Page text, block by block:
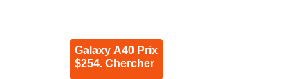
Galaxy A40 Prix
$254. Chercher